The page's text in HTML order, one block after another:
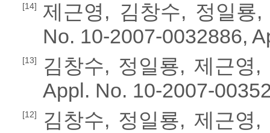
[14]
제근영, 김창수, 정일룡,
No. 10-2007-0032886,
[13]
김창수, 정일룡, 제근영,
Appl. No. 10-2007-
[12]
김창수, 정일룡, 제근영,